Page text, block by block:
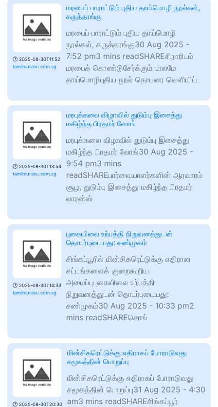
🕑 2025-08-30T11:52
tamilmurasu.com.sg
மரபைப் பாராட்டும் புதிய தாய்மொழி நூல்கள்,
கருத்தரங்கு
மரபைப் பாராட்டும் புதிய தாய்மொழி
நூல்கள், கருத்தரங்கு30 Aug 2025 -
7:52 pm3 mins readSHAREசிறாரிடம்
மரபைக் கொண்டுசேர்க்கும் பாலமே
தாய்மொழிபுதிய நூல் தொடரை வெளியிட்ட
🕑 2025-08-30T13:54
tamilmurasu.com.sg
மரபுக்கலை விழாவில் துடும்பு இசைத்து
மகிழ்ந்த பிரதமர் வோங்
மரபுக்கலை விழாவில் துடும்பு இசைத்து
மகிழ்ந்த பிரதமர் வோங்30 Aug 2025 -
9:54 pm3 mins
readSHAREபார்வையாளர்களின் ஆரவாரம்
சூழ, துடும்பு இசைத்து மகிழ்ந்த பிரதமர்
லாரன்ஸ்
🕑 2025-08-30T14:33
tamilmurasu.com.sg
புகையிலை உற்பத்தி நிறுவனத்துடன்
தொடர்புடையது: சண்முகம்
சிங்கப்பூரில் மின்சிகரெட்டுக்கு எதிரான
சட்டங்களைக் குறைகூறிய
அமைப்புபுகையிலை உற்பத்தி
நிறுவனத்துடன் தொடர்புடையது:
சண்முகம்30 Aug 2025 - 10:33 pm2
mins readSHAREசொங்
🕑 2025-08-30T20:30
மின்சிகரெட்டுக்கு எதிராகப் போராடுவது
சமூகத்தின் பொறுப்பு
மின்சிகரெட்டுக்கு எதிராகப் போராடுவது
சமூகத்தின் பொறுப்பு31 Aug 2025 - 4:30
am3 mins readSHAREசிங்கப்பூர்